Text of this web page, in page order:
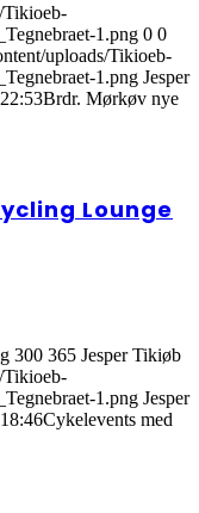
Tikioeb-
1.png 0 0
uploads/Tikioeb-
1.png Jesper
Brdr. Mørkøv nye
Lounge
300 365 Jesper Tikiøb
Tikioeb-
1.png Jesper
Cykelevents med